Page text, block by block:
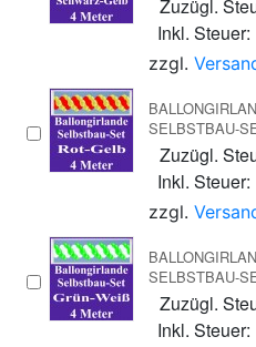
Zuzügl.
Inkl. Steuer:
zzgl.
SELBSTBAU-
Zuzügl.
Inkl. Steuer:
zzgl.
ELBSTBAU-
Zuzügl.
Inkl. Steuer: